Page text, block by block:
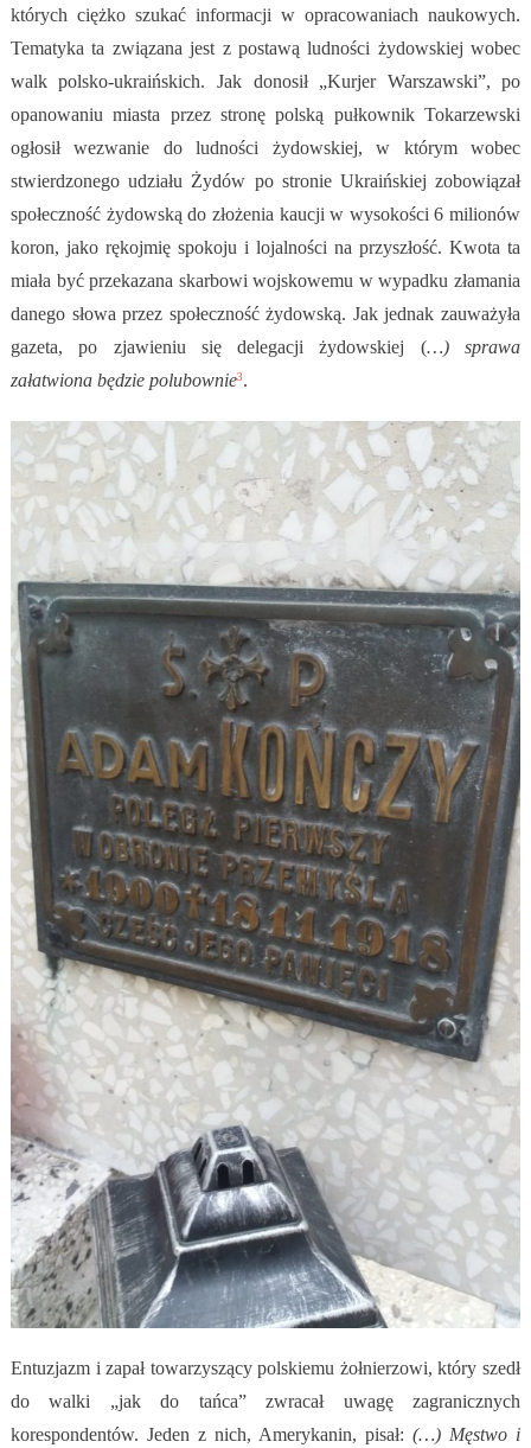
których ciężko szukać informacji w opracowaniach naukowych.
Tematyka ta związana jest z postawą ludności żydowskiej wobec
walk polsko-ukraińskich. Jak donosił „Kurjer Warszawski”, po
opanowaniu miasta przez stronę polską pułkownik Tokarzewski
ogłosił wezwanie do ludności żydowskiej, w którym wobec
stwierdzonego udziału Żydów po stronie Ukraińskiej zobowiązał
społeczność żydowską do złożenia kaucji w wysokości 6 milionów
koron, jako rękojmię spokoju i lojalności na przyszłość. Kwota ta
miała być przekazana skarbowi wojskowemu w wypadku złamania
danego słowa przez społeczność żydowską. Jak jednak zauważyła
gazeta, po zjawieniu się delegacji żydowskiej (…) sprawa
załatwiona będzie polubownie3 .
Entuzjazm i zapał towarzyszący polskiemu żołnierzowi, który szedł
do walki „jak do tańca” zwracał uwagę zagranicznych
korespondentów. Jeden z nich, Amerykanin, pisał:(…) Męstwo i